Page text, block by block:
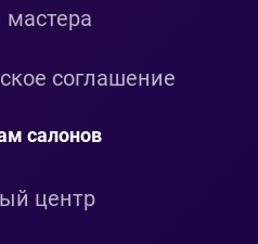
мастера
соглашение
салонов
центр